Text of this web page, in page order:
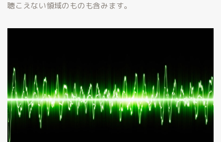
聴こえない領域のものも含みます。